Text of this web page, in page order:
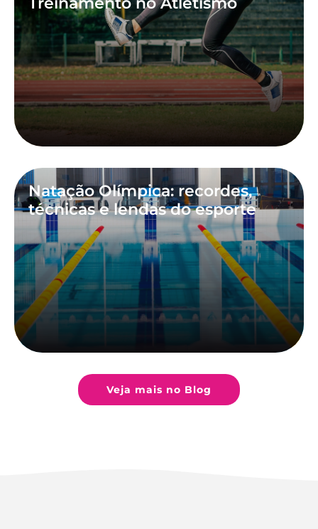
Natação Olímpica: recordes,
técnicas e lendas do esporte
Veja mais no Blog